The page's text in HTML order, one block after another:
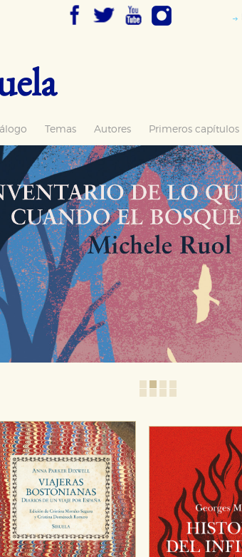
Temas Autores Primeros capítulos
1 2 3 4